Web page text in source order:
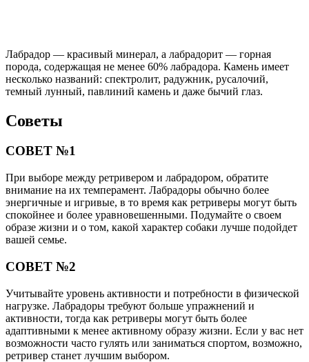
Лабрадор — красивый минерал, а лабрадорит — горная
порода, содержащая не менее 60% лабрадора. Камень имеет
несколько названий: спектролит, радужник, русалочий,
темный лунный, павлиний камень и даже бычий глаз.
Советы
СОВЕТ №1
При выборе между ретривером и лабрадором, обратите
внимание на их темперамент. Лабрадоры обычно более
энергичные и игривые, в то время как ретриверы могут быть
спокойнее и более уравновешенными. Подумайте о своем
образе жизни и о том, какой характер собаки лучше подойдет
вашей семье.
СОВЕТ №2
Учитывайте уровень активности и потребности в физической
нагрузке. Лабрадоры требуют больше упражнений и
активности, тогда как ретриверы могут быть более
адаптивными к менее активному образу жизни. Если у вас нет
возможности часто гулять или заниматься спортом, возможно,
ретривер станет лучшим выбором.